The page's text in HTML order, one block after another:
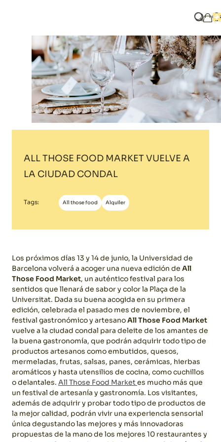
¿Qué
Mi
ALL THOSE FOOD MARKET VUELVE A LA CIUDAD
ALL THOSE FOOD MARKET VUELVE A
LA CIUDAD CONDAL
Tags: All those food Alquiler
Los próximos días 13 y 14 de junio, la Universidad de
Barcelona volverá a acoger una nueva edición de All
Those Food Market, un auténtico festival para los
sentidos que llenará de sabor y color la Plaça de la
Universitat. Dada su buena acogida en su primera
edición, celebrada el pasado mes de noviembre, el
festival gastronómico y artesanoAll Those Food Market
vuelve a la ciudad condal para deleite de los amantes de
la buena gastronomía, que podrán adquirir todo tipo de
productos artesanos como embutidos, quesos,
mermeladas, frutas, salsas, panes, cerámicas, hierbas
aromáticos y hasta utensilios de cocina, como cuchillos
o delantales. All Those Food Marketes mucho más que
un festival de artesanía y gastronomía. Los visitantes,
además de adquirir y probar todo tipo de productos de
la mejor calidad, podrán vivir una experiencia sensorial
única degustando las mejores y más innovadoras
propuestas de la mano de los mejores 10 restaurantes y